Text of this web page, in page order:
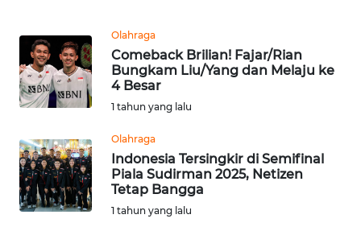
Olahraga
Comeback Brilian! Fajar/Rian
Bungkam Liu/Yang dan Melaju ke
4 Besar
1 tahun yang lalu
Olahraga
Indonesia Tersingkir di Semifinal
Piala Sudirman 2025, Netizen
Tetap Bangga
1 tahun yang lalu
WN
PAPUA
BARAT
WN
RIAU